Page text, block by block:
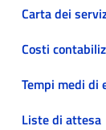
Carta dei
Costi
Tempi medi di
Liste di attesa